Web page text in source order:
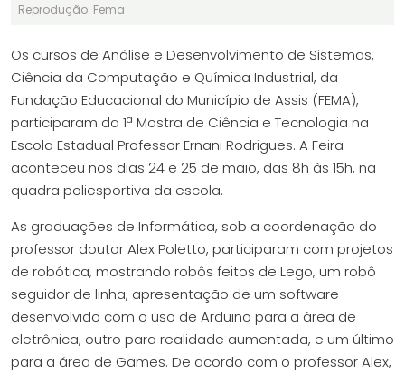
Reprodução: Fema
Os cursos de Análise e Desenvolvimento de Sistemas,
Ciência da Computação e Química Industrial, da
Fundação Educacional do Município de Assis (FEMA),
participaram da 1ª Mostra de Ciência e Tecnologia na
Escola Estadual Professor Ernani Rodrigues. A Feira
aconteceu nos dias 24 e 25 de maio, das 8h às 15h, na
quadra poliesportiva da escola.
As graduações de Informática, sob a coordenação do
professor doutor Alex Poletto, participaram com projetos
de robótica, mostrando robôs feitos de Lego, um robô
seguidor de linha, apresentação de um software
desenvolvido com o uso de Arduino para a área de
eletrônica, outro para realidade aumentada, e um último
para a área de Games. De acordo com o professor Alex,